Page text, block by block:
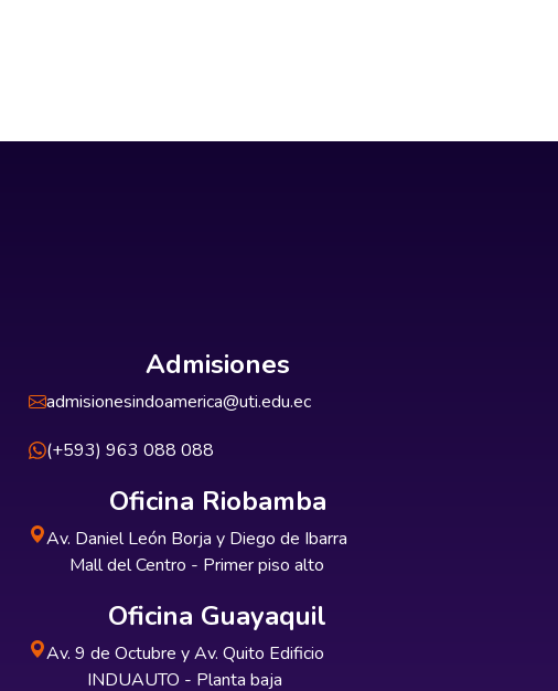
Admisiones
admisionesindoamerica@uti.edu.ec
(+593) 963 088 088
Oficina Riobamba
Av. Daniel León Borja y Diego de Ibarra
Mall del Centro - Primer piso alto
Oficina Guayaquil
Av. 9 de Octubre y Av. Quito Edificio
INDUAUTO - Planta baja